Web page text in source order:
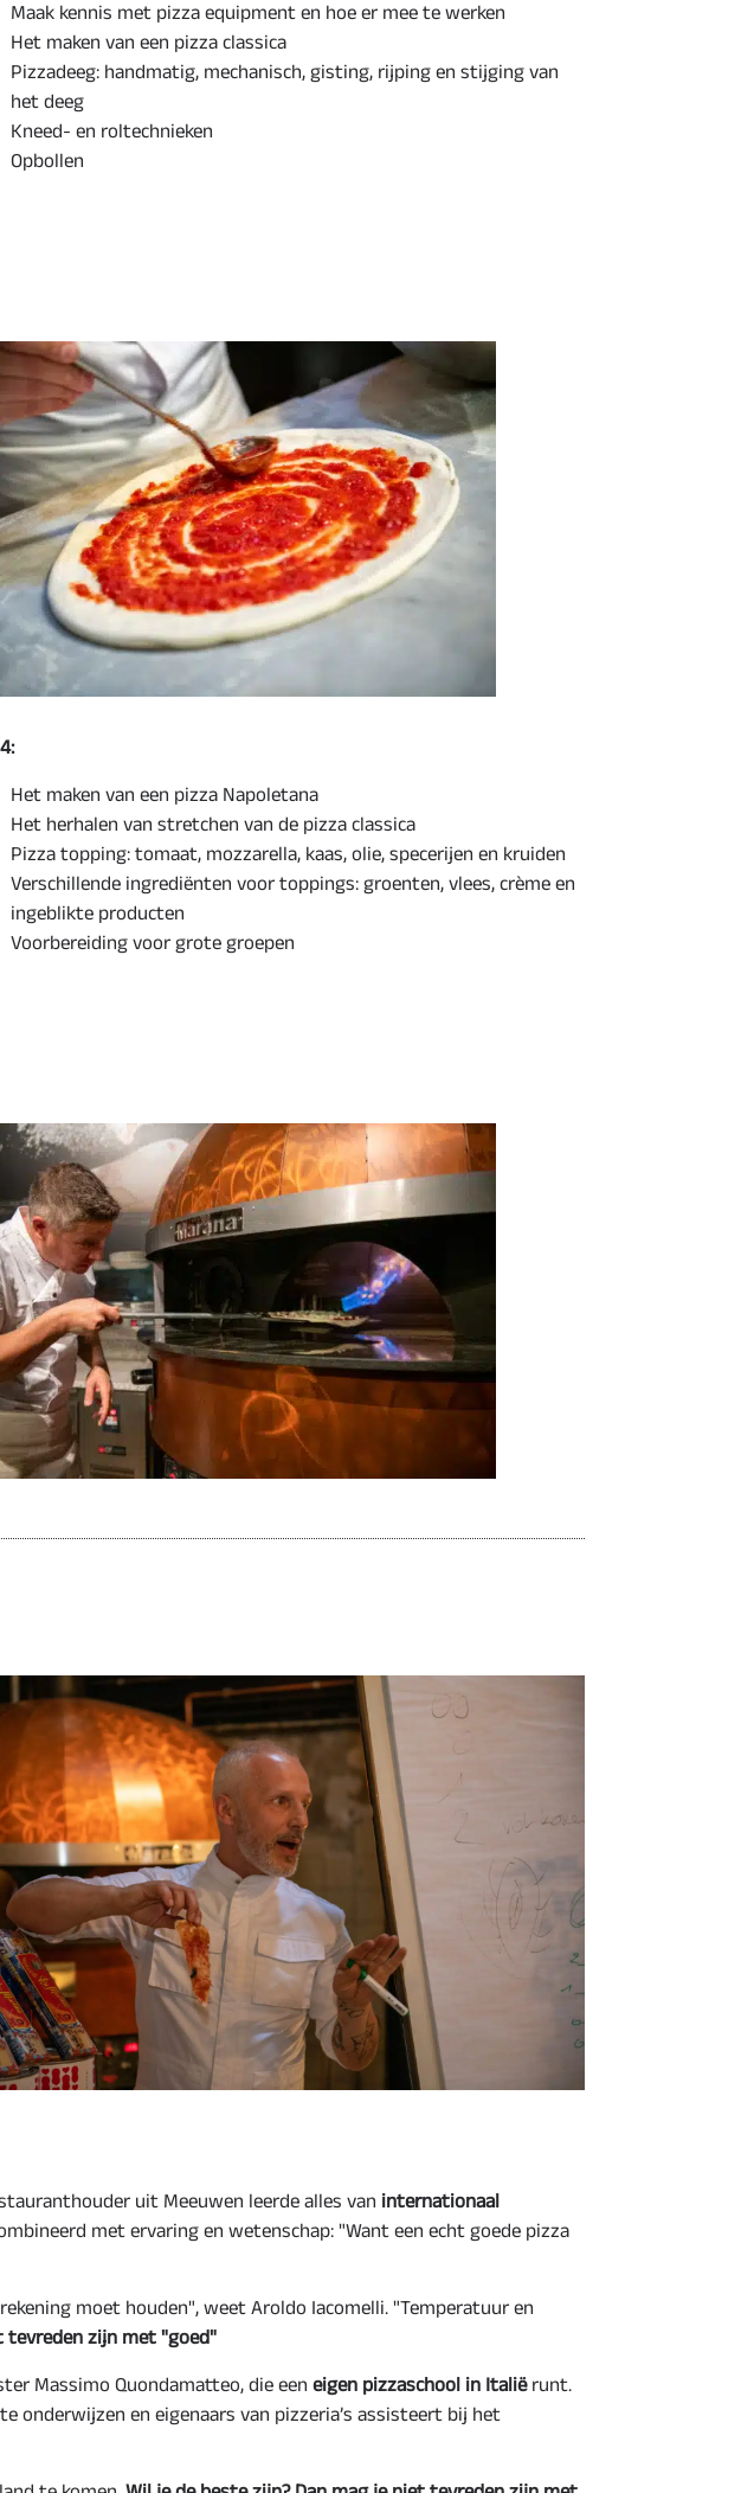
Maak kennis met pizza equipment en hoe er mee te werken
Het maken van een pizza classica
Pizzadeeg: handmatig, mechanisch, gisting, rijping en stijging van
het deeg
Kneed- en roltechnieken
Opbollen
Het maken van een pizza Napoletana
Het herhalen van stretchen van de pizza classica
Pizza topping: tomaat, mozzarella, kaas, olie, specerijen en kruiden
Verschillende ingrediënten voor toppings: groenten, vlees, crème en
ingeblikte producten
Voorbereiding voor grote groepen
uit Meeuwen leerde alles van internationaal
met ervaring en wetenschap: "Want een echt goede pizza
moet houden", weet Aroldo Iacomelli. "Temperatuur en
tevreden zijn met "goed"
Massimo Quondamatteo, die een eigen pizzaschool in Italiërunt.
onderwijzen en eigenaars van pizzeria’s assisteert bij het